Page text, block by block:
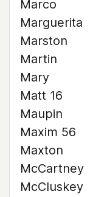
Marco
Marguerita
Marston
Martin
Mary
Matt 16
Maupin
Maxim 56
Maxton
McCartney
McCluskey